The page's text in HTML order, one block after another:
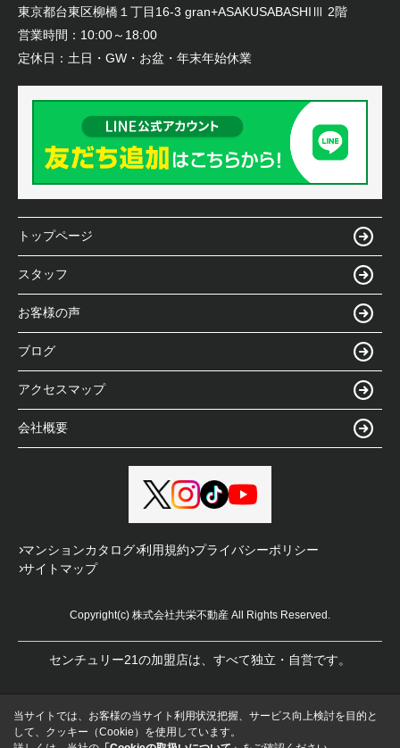
東京都台東区柳橋１丁目16-3 gran+ASAKUSABASHIⅢ 2階
営業時間： 10:00～18:00
定休日： 土日・GW・お盆・年末年始休業
トップページ
スタッフ
お客様の声
ブログ
アクセスマップ
会社概要
マンションカタログ 利用規約 プライバシーポリシー
サイトマップ
Copyright(c) 株式会社共栄不動産 All Rights Reserved.
センチュリー21の加盟店は、すべて独立・自営です。
当サイトでは、お客様の当サイト利用状況把握、サービス向上検討を目的と
して、クッキー（Cookie）を使用しています。